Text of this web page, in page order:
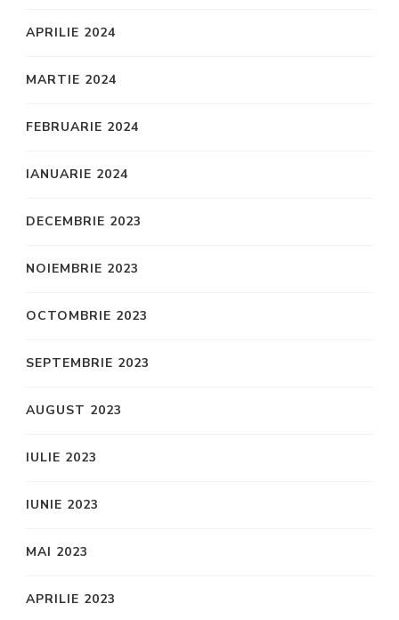
APRILIE 2024
MARTIE 2024
FEBRUARIE 2024
IANUARIE 2024
DECEMBRIE 2023
NOIEMBRIE 2023
OCTOMBRIE 2023
SEPTEMBRIE 2023
AUGUST 2023
IULIE 2023
IUNIE 2023
MAI 2023
APRILIE 2023